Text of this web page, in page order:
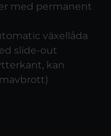
med permanent
växellåda
slide-out
kan